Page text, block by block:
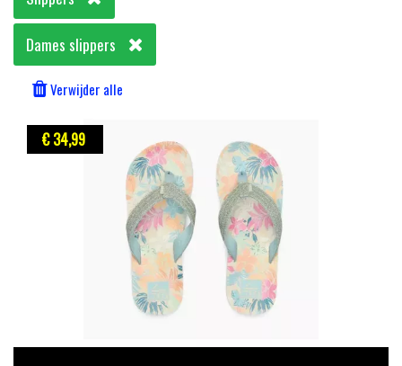
Dames slippers
Verwijder alle
€ 34,99